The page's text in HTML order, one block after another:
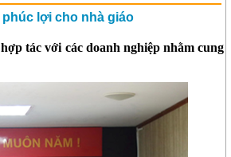
lợi cho nhà giáo
tác với các doanh nghiệp nhằm cung